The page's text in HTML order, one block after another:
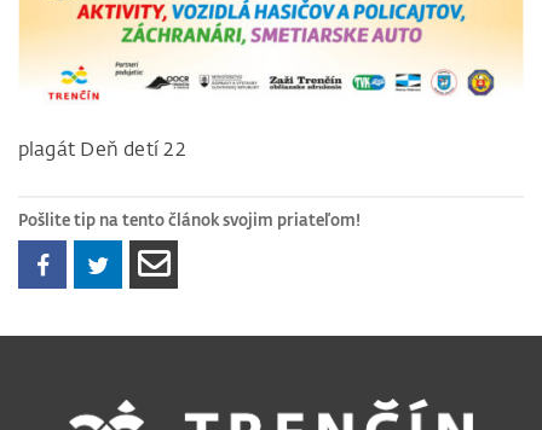
plagát Deň detí 22
Pošlite tip na tento článok svojim priateľom!